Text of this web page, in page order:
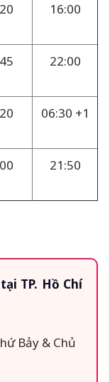
16:00
22:00
06:30 +1
21:50
TP. Hồ Chí
Bảy & Chủ